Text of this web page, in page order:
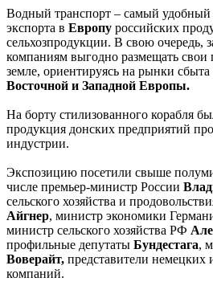
Водный транспорт – самый
экспорта в Европу российских
сельхозпродукции. В свою очередь,
компаниям выгодно размещать свои
земле, ориентируясь на рынки сбыта
Восточной и Западной Европы.
На борту стилизованного корабля
продукция донских предприятий
индустрии.
Экспозицию посетили свыше
числе премьер-министр России
сельского хозяйства и
Айгнер, министр экономики
министр сельского хозяйства РФ
профильные депутаты Бундестага,
Воверайт, представители немецких
компаний.